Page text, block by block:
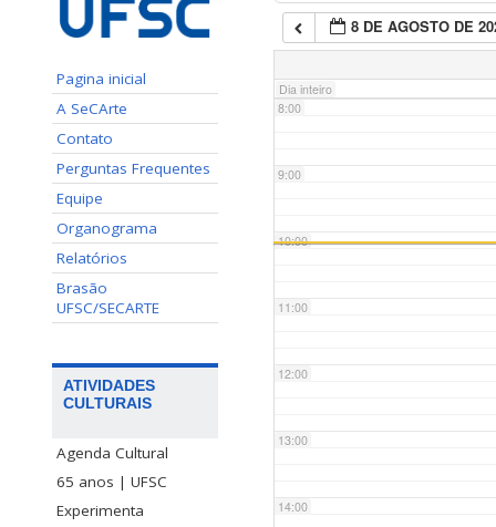
Pagina inicial
A SeCArte
Contato
Perguntas Frequentes
Equipe
Organograma
Relatórios
Brasão
UFSC/SECARTE
ATIVIDADES
CULTURAIS
Agenda Cultural
65 anos | UFSC
Experimenta
8 DE AGOSTO DE
Dia inteiro
7:00
8:00
9:00
10:00
11:00
12:00
13:00
14:00